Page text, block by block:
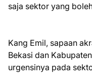
saja sektor yang
Kang Emil, sapaan
Bekasi dan
urgensinya pada